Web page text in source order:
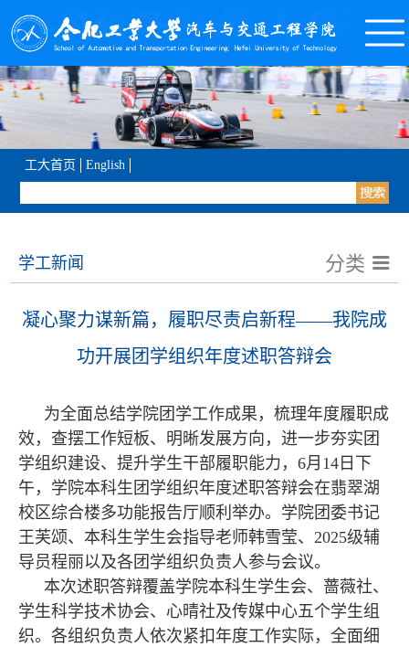
工大首页 English
学工新闻 分类
凝心聚力谋新篇，履职尽责启新程——我院成
功开展团学组织年度述职答辩会
为全面总结学院团学工作成果，梳理年度履职成
效，查摆工作短板、明晰发展方向，进一步夯实团
学组织建设、提升学生干部履职能力，6月14日下
午，学院本科生团学组织年度述职答辩会在翡翠湖
校区综合楼多功能报告厅顺利举办。学院团委书记
王芙颂、本科生学生会指导老师韩雪莹、2025级辅
导员程丽以及各团学组织负责人参与会议。
本次述职答辩覆盖学院本科生学生会、蔷薇社、
学生科学技术协会、心晴社及传媒中心五个学生组
织。各组织负责人依次紧扣年度工作实际，全面细